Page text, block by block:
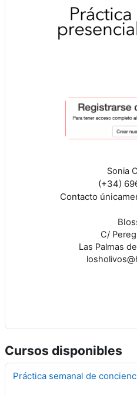
Sonia
(+34)
Contacto
C/
Las Palmas
Cursos disponibles
Práctica semanal de